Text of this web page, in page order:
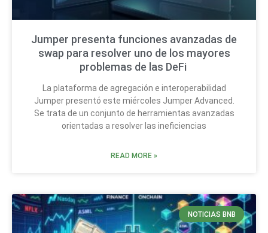
Jumper presenta funciones avanzadas de
swap para resolver uno de los mayores
problemas de las DeFi
La plataforma de agregación e interoperabilidad
Jumper presentó este miércoles Jumper Advanced.
Se trata de un conjunto de herramientas avanzadas
orientadas a resolver las ineficiencias
READ MORE »
NOTICIAS BNB